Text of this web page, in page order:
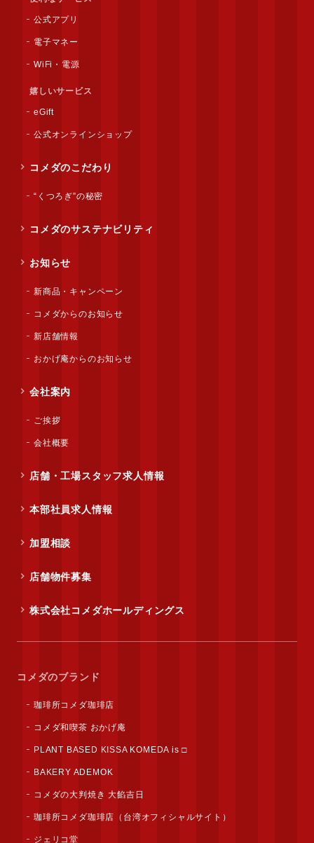
公式アプリ
電子マネー
WiFi・電源
嬉しいサービス
eGift
公式オンラインショップ
コメダのこだわり
“くつろぎ”の秘密
コメダのサステナビリティ
お知らせ
新商品・キャンペーン
コメダからのお知らせ
新店舗情報
おかげ庵からのお知らせ
会社案内
ご挨拶
会社概要
店舗・工場スタッフ求人情報
本部社員求人情報
加盟相談
店舗物件募集
株式会社コメダホールディングス
コメダのブランド
珈琲所コメダ珈琲店
コメダ和喫茶 おかげ庵
PLANT BASED KISSA KOMEDA is □
BAKERY ADEMOK
コメダの大判焼き 大餡吉日
珈琲所コメダ珈琲店（台湾オフィシャルサイト）
ジェリコ堂